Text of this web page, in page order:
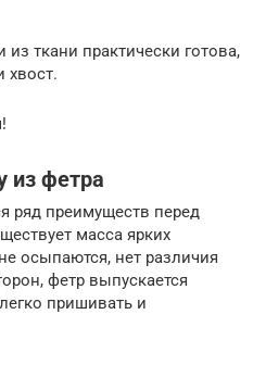
ткани практически готова,
хвост.
из фетра
ряд преимуществ перед
масса ярких
осыпаются, нет различия
фетр выпускается
пришивать и